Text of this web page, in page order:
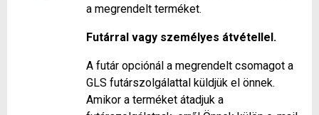
a megrendelt terméket.
Futárral vagy személyes átvétellel.
A futár opciónál a megrendelt csomagot a
GLS futárszolgálattal küldjük el önnek.
Amikor a terméket átadjuk a